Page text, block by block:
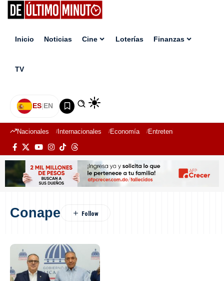
Inicio Noticias Cine Loterías Finanzas
TV
ES|EN
Nacionales Internacionales Economía Entretenimiento
Conape